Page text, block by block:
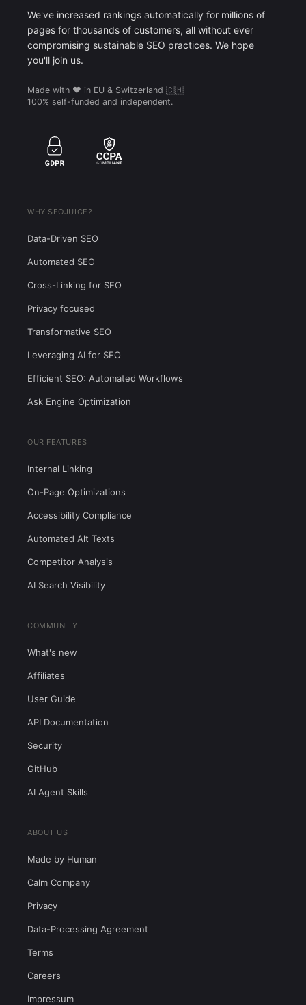
We've increased rankings automatically for millions of
pages for thousands of customers, all without ever
compromising sustainable SEO practices. We hope
you'll join us.
Made with ❤️ in EU & Switzerland 🇨🇭
100% self-funded and independent.
WHY SEOJUICE?
Data-Driven SEO
Automated SEO
Cross-Linking for SEO
Privacy focused
Transformative SEO
Leveraging AI for SEO
Efficient SEO: Automated Workflows
Ask Engine Optimization
OUR FEATURES
Internal Linking
On-Page Optimizations
Accessibility Compliance
Automated Alt Texts
Competitor Analysis
AI Search Visibility
COMMUNITY
What's new
Affiliates
User Guide
API Documentation
Security
GitHub
AI Agent Skills
ABOUT US
Made by Human
Calm Company
Privacy
Data-Processing Agreement
Terms
Careers
Impressum